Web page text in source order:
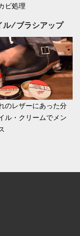
ビ処理
ル/ブラシアップ
のレザーにあった分
ル・クリームでメン